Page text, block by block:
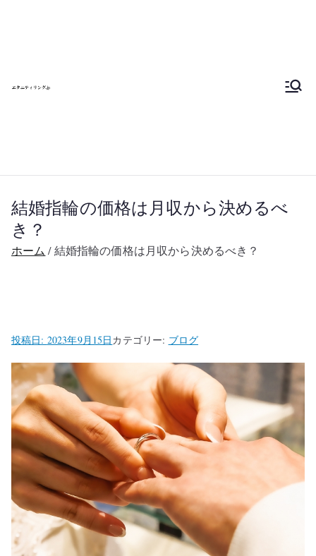
結婚指輪の価格は月収から決めるべ
き？
ホーム 結婚指輪の価格は月収から決めるべき？
投稿日: 2023年9月15日カテゴリー: ブログ